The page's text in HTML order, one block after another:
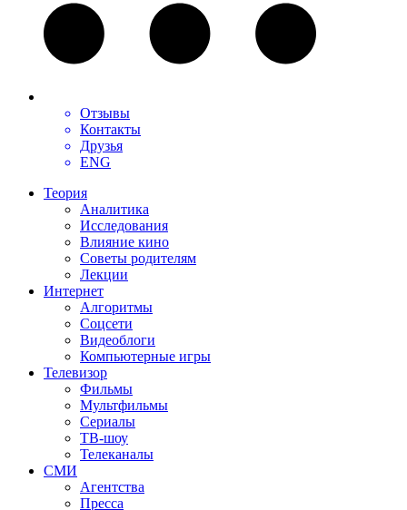
Отзывы
Контакты
Друзья
ENG
Теория
Аналитика
Исследования
Влияние кино
Советы родителям
Лекции
Интернет
Алгоритмы
Соцсети
Видеоблоги
Компьютерные игры
Телевизор
Фильмы
Мультфильмы
Сериалы
ТВ-шоу
Телеканалы
СМИ
Агентства
Пресса